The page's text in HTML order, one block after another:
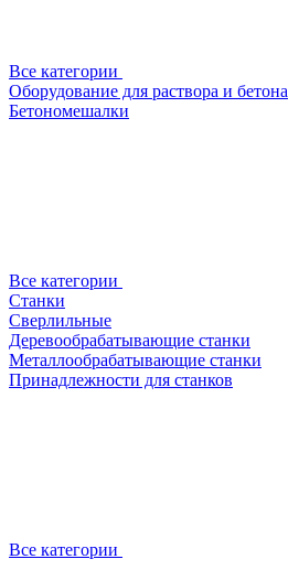
Все категории
Оборудование для раствора и бетона
Бетономешалки
Все категории
Станки
Сверлильные
Деревообрабатывающие станки
Металлообрабатывающие станки
Принадлежности для станков
Все категории